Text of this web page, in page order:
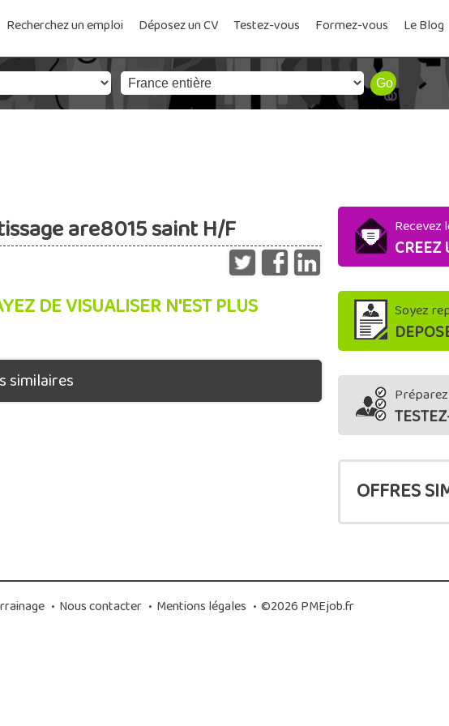
Recherchez un emploi Déposez un CV Testez-vous Formez-vous Le Blog
are8015 saint H/F
DE VISUALISER N'EST PLUS
similaires
Recevez
CREEZ
Soyez
OFFRES
• Nous contacter • Mentions légales • ©2026 PMEjob.fr